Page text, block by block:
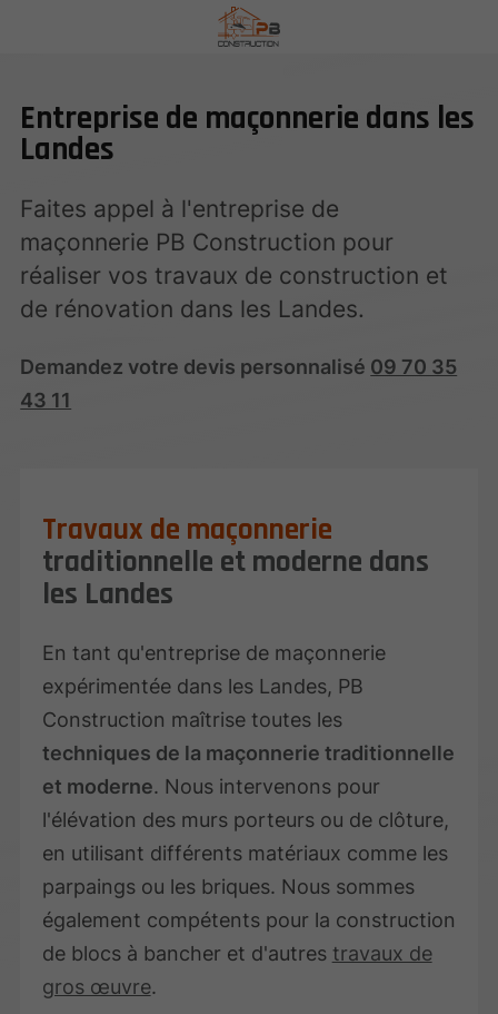
Entreprise de maçonnerie dans les
Landes
Faites appel à l'entreprise de
maçonnerie PB Construction pour
réaliser vos travaux de construction et
de rénovation dans les Landes.
Demandez votre devis personnalisé 09 70 35
43 11
Travaux de maçonnerie
traditionnelle et moderne dans
les Landes
En tant qu'entreprise de maçonnerie
expérimentée dans les Landes, PB
Construction maîtrise toutes les
techniques de la maçonnerie traditionnelle
et moderne. Nous intervenons pour
l'élévation des murs porteurs ou de clôture,
en utilisant différents matériaux comme les
parpaings ou les briques. Nous sommes
également compétents pour la construction
de blocs à bancher et d'autres travaux de
gros œuvre.